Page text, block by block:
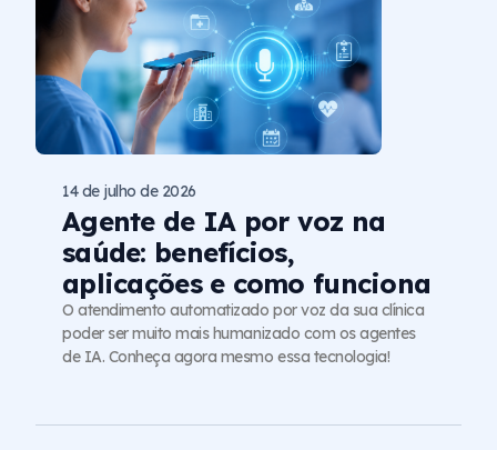
Agente de IA por voz na
saúde: benefícios,
aplicações e como funciona
14 de julho de 2026
O atendimento automatizado por voz da sua clínica
poder ser muito mais humanizado com os agentes
de IA. Conheça agora mesmo essa tecnologia!